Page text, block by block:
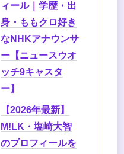
ィール｜学歴・出
身・ももクロ好き
なNHKアナウンサ
ー【ニュースウオ
ッチ9キャスタ
ー】
【2026年最新】
M!LK・塩崎大智
のプロフィールを